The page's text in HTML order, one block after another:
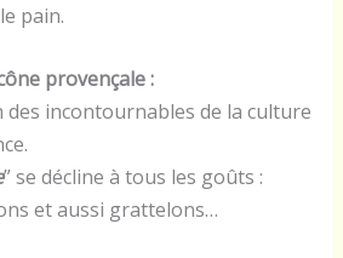
pain.
provençale :
des incontournables de la culture
” se décline à tous les goûts :
et aussi grattelons…